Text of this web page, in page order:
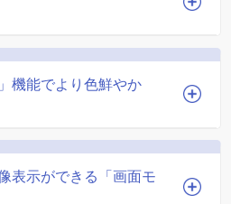
機能でより色鮮やか
表示ができる「画面モ